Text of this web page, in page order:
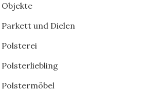
Objekte
Parkett und Dielen
Polsterei
Polsterliebling
Polstermöbel